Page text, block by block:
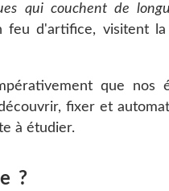
qui couchent de
feu d'artifice, visitent
que nos
fixer et
à étudier.
?